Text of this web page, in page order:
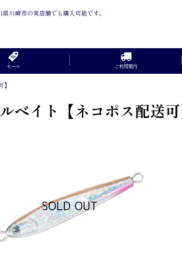
川崎市の実店舗でも購入可能です。
セール ご利用案内
ベイト【ネコポス配送可